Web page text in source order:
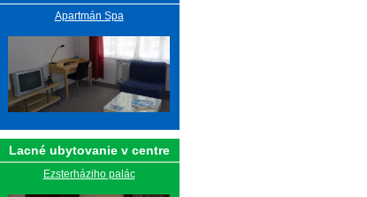
Apartmán Spa
Lacné ubytovanie v centre
Ezsterháziho palác